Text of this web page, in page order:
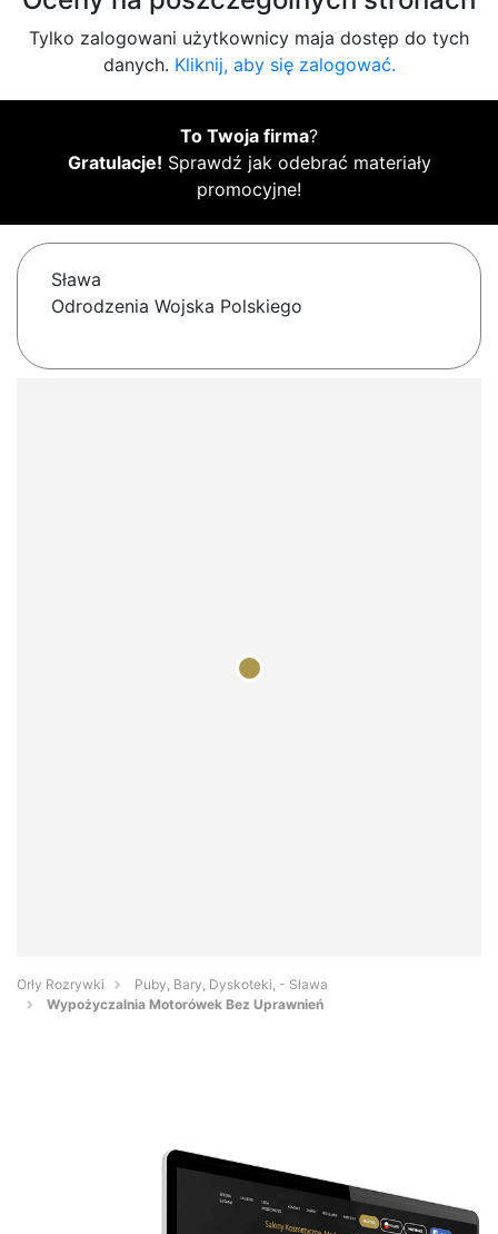
Tylko zalogowani użytkownicy maja dostęp do tych
danych. Kliknij, aby się zalogować.
To Twoja firma?
Gratulacje! Sprawdź jak odebrać materiały
promocyjne!
Sława
Odrodzenia Wojska Polskiego
Orły Rozrywki
Puby, Bary, Dyskoteki, - Sława
Wypożyczalnia Motorówek Bez Uprawnień